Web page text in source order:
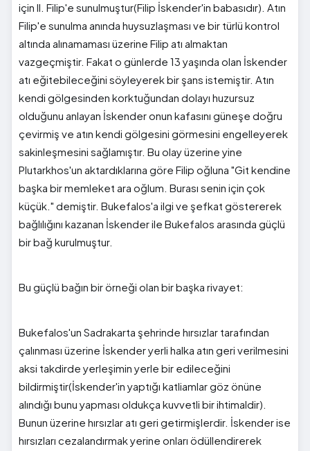
için II. Filip'e sunulmuştur(Filip İskender'in babasıdır). Atın
Filip'e sunulma anında huysuzlaşması ve bir türlü kontrol
altında alınamaması üzerine Filip atı almaktan
vazgeçmiştir. Fakat o günlerde 13 yaşında olan İskender
atı eğitebileceğini söyleyerek bir şans istemiştir. Atın
kendi gölgesinden korktuğundan dolayı huzursuz
olduğunu anlayan İskender onun kafasını güneşe doğru
çevirmiş ve atın kendi gölgesini görmesini engelleyerek
sakinleşmesini sağlamıştır. Bu olay üzerine yine
Plutarkhos'un aktardıklarına göre Filip oğluna "Git kendine
başka bir memleket ara oğlum. Burası senin için çok
küçük." demiştir. Bukefalos'a ilgi ve şefkat göstererek
bağlılığını kazanan İskender ile Bukefalos arasında güçlü
bir bağ kurulmuştur.
Bu güçlü bağın bir örneği olan bir başka rivayet:
Bukefalos'un Sadrakarta şehrinde hırsızlar tarafından
çalınması üzerine İskender yerli halka atın geri verilmesini
aksi takdirde yerleşimin yerle bir edileceğini
bildirmiştir(İskender'in yaptığı katliamlar göz önüne
alındığı bunu yapması oldukça kuvvetli bir ihtimaldir).
Bunun üzerine hırsızlar atı geri getirmişlerdir. İskender ise
hırsızları cezalandırmak yerine onları ödüllendirerek